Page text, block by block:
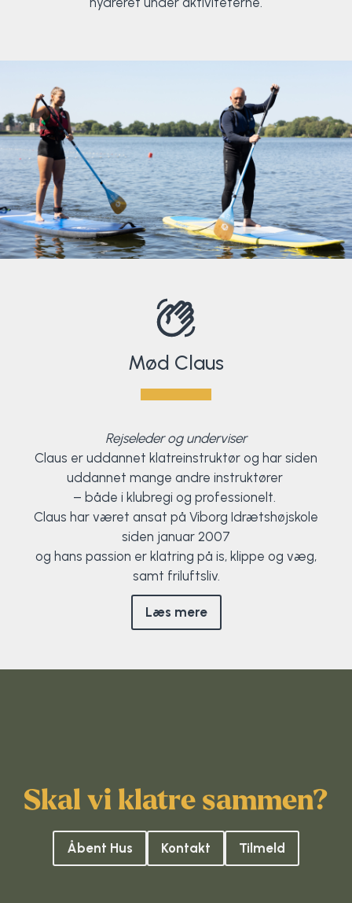
Mød Claus
Rejseleder og underviser
Claus er uddannet klatreinstruktør og har siden
uddannet mange andre instruktører
– både i klubregi og professionelt.
Claus har været ansat på Viborg Idrætshøjskole
siden januar 2007
og hans passion er klatring på is, klippe og væg,
samt friluftsliv.
Læs mere
Skal vi klatre sammen?
Åbent Hus Kontakt Tilmeld